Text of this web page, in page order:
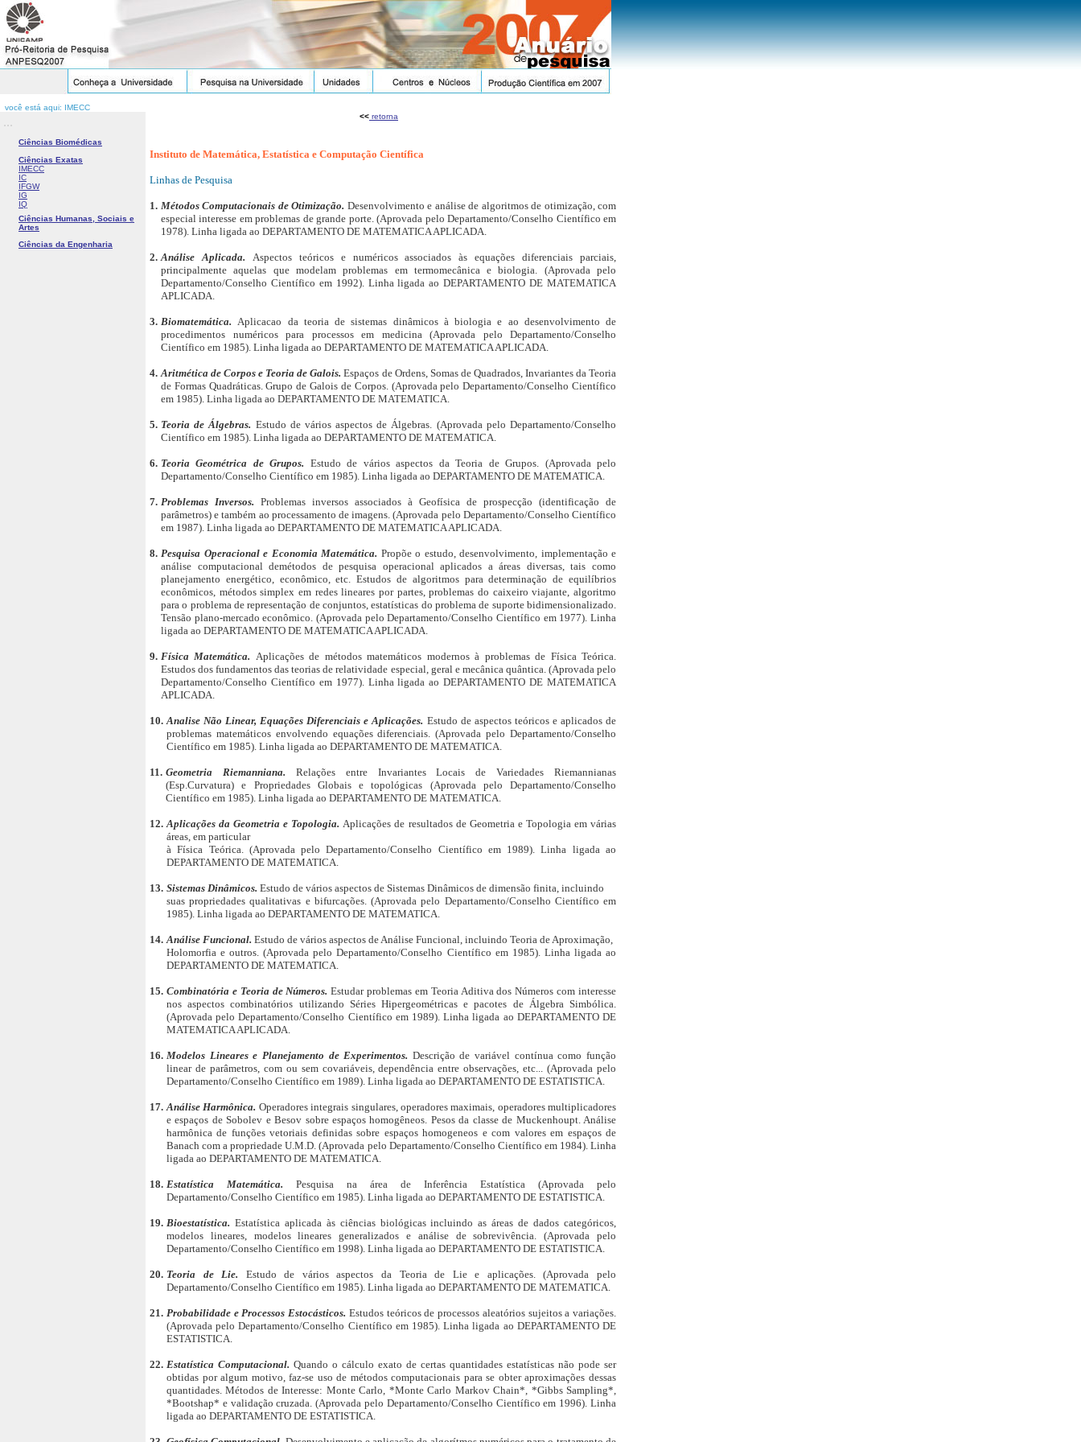
você está aqui: IMECC
...
Ciências Biomédicas
Ciências Exatas
IMECC
IC
IFGW
IG
IQ
Ciências Humanas, Sociais e
Artes
Ciências da Engenharia
<< retorna
Instituto de Matemática, Estatística e Computação Científica
Linhas de Pesquisa
1. Métodos Computacionais de Otimização. Desenvolvimento e análise de algoritmos de otimização, com
especial interesse em problemas de grande porte. (Aprovada pelo Departamento/Conselho Científico em
1978). Linha ligada ao DEPARTAMENTO DE MATEMATICA APLICADA.
2. Análise Aplicada. Aspectos teóricos e numéricos associados às equações diferenciais parciais,
principalmente aquelas que modelam problemas em termomecânica e biologia. (Aprovada pelo
Departamento/Conselho Científico em 1992). Linha ligada ao DEPARTAMENTO DE MATEMATICA
APLICADA.
3. Biomatemática.Aplicacao da teoria de sistemas dinâmicos à biologia e ao desenvolvimento de
procedimentos numéricos para processos em medicina (Aprovada pelo Departamento/Conselho
Científico em 1985). Linha ligada ao DEPARTAMENTO DE MATEMATICA APLICADA.
4. Aritmética de Corpos e Teoria de Galois.Espaços de Ordens, Somas de Quadrados, Invariantes da Teoria
de Formas Quadráticas. Grupo de Galois de Corpos. (Aprovada pelo Departamento/Conselho Científico
em 1985). Linha ligada ao DEPARTAMENTO DE MATEMATICA.
5. Teoria de Álgebras. Estudo de vários aspectos de Álgebras. (Aprovada pelo Departamento/Conselho
Científico em 1985). Linha ligada ao DEPARTAMENTO DE MATEMATICA.
6. Teoria Geométrica de Grupos. Estudo de vários aspectos da Teoria de Grupos. (Aprovada pelo
Departamento/Conselho Científico em 1985). Linha ligada ao DEPARTAMENTO DE MATEMATICA.
7. Problemas Inversos. Problemas inversos associados à Geofísica de prospecção (identificação de
parâmetros) e também ao processamento de imagens. (Aprovada pelo Departamento/Conselho Científico
em 1987). Linha ligada ao DEPARTAMENTO DE MATEMATICA APLICADA.
8. Pesquisa Operacional e Economia Matemática. Propõe o estudo, desenvolvimento, implementação e
análise computacional demétodos de pesquisa operacional aplicados a áreas diversas, tais como
planejamento energético, econômico, etc. Estudos de algoritmos para determinação de equilíbrios
econômicos, métodos simplex em redes lineares por partes, problemas do caixeiro viajante, algoritmo
para o problema de representação de conjuntos, estatísticas do problema de suporte bidimensionalizado.
Tensão plano-mercado econômico. (Aprovada pelo Departamento/Conselho Científico em 1977). Linha
ligada ao DEPARTAMENTO DE MATEMATICA APLICADA.
9. Física Matemática. Aplicações de métodos matemáticos modernos à problemas de Física Teórica.
Estudos dos fundamentos das teorias de relatividade especial, geral e mecânica quântica. (Aprovada pelo
Departamento/Conselho Científico em 1977). Linha ligada ao DEPARTAMENTO DE MATEMATICA
APLICADA.
10. Analise Não Linear, Equações Diferenciais e Aplicações. Estudo de aspectos teóricos e aplicados de
problemas matemáticos envolvendo equações diferenciais. (Aprovada pelo Departamento/Conselho
Científico em 1985). Linha ligada ao DEPARTAMENTO DE MATEMATICA.
11. Geometria Riemanniana. Relações entre Invariantes Locais de Variedades Riemannianas
(Esp.Curvatura) e Propriedades Globais e topológicas (Aprovada pelo Departamento/Conselho
Científico em 1985). Linha ligada ao DEPARTAMENTO DE MATEMATICA.
12. Aplicações da Geometria e Topologia.Aplicações de resultados de Geometria e Topologia em várias
áreas, em particular
à Física Teórica. (Aprovada pelo Departamento/Conselho Científico em 1989). Linha ligada ao
DEPARTAMENTO DE MATEMATICA.
13. Sistemas Dinâmicos. Estudo de vários aspectos de Sistemas Dinâmicos de dimensão finita, incluindo
suas propriedades qualitativas e bifurcações. (Aprovada pelo Departamento/Conselho Científico em
1985). Linha ligada ao DEPARTAMENTO DE MATEMATICA.
14. Análise Funcional. Estudo de vários aspectos de Análise Funcional, incluindo Teoria de Aproximação,
Holomorfia e outros. (Aprovada pelo Departamento/Conselho Científico em 1985). Linha ligada ao
DEPARTAMENTO DE MATEMATICA.
15. Combinatória e Teoria de Números.Estudar problemas em Teoria Aditiva dos Números com interesse
nos aspectos combinatórios utilizando Séries Hipergeométricas e pacotes de Álgebra Simbólica.
(Aprovada pelo Departamento/Conselho Científico em 1989). Linha ligada ao DEPARTAMENTO DE
MATEMATICA APLICADA.
16. Modelos Lineares e Planejamento de Experimentos. Descrição de variável contínua como função
linear de parâmetros, com ou sem covariáveis, dependência entre observações, etc... (Aprovada pelo
Departamento/Conselho Científico em 1989). Linha ligada ao DEPARTAMENTO DE ESTATISTICA.
17. Análise Harmônica. Operadores integrais singulares, operadores maximais, operadores multiplicadores
e espaços de Sobolev e Besov sobre espaços homogêneos. Pesos da classe de Muckenhoupt. Análise
harmônica de funções vetoriais definidas sobre espaços homogeneos e com valores em espaços de
Banach com a propriedade U.M.D. (Aprovada pelo Departamento/Conselho Científico em 1984). Linha
ligada ao DEPARTAMENTO DE MATEMATICA.
18. Estatística Matemática. Pesquisa na área de Inferência Estatística (Aprovada pelo
Departamento/Conselho Científico em 1985). Linha ligada ao DEPARTAMENTO DE ESTATISTICA.
19. Bioestatística. Estatística aplicada às ciências biológicas incluindo as áreas de dados categóricos,
modelos lineares, modelos lineares generalizados e análise de sobrevivência. (Aprovada pelo
Departamento/Conselho Científico em 1998). Linha ligada ao DEPARTAMENTO DE ESTATISTICA.
20. Teoria de Lie. Estudo de vários aspectos da Teoria de Lie e aplicações. (Aprovada pelo
Departamento/Conselho Científico em 1985). Linha ligada ao DEPARTAMENTO DE MATEMATICA.
21. Probabilidade e Processos Estocásticos. Estudos teóricos de processos aleatórios sujeitos a variações.
(Aprovada pelo Departamento/Conselho Científico em 1985). Linha ligada ao DEPARTAMENTO DE
ESTATISTICA.
22. Estatística Computacional. Quando o cálculo exato de certas quantidades estatísticas não pode ser
obtidas por algum motivo, faz-se uso de métodos computacionais para se obter aproximações dessas
quantidades. Métodos de Interesse: Monte Carlo, *Monte Carlo Markov Chain*, *Gibbs Sampling*,
*Bootshap* e validação cruzada. (Aprovada pelo Departamento/Conselho Científico em 1996). Linha
ligada ao DEPARTAMENTO DE ESTATISTICA.